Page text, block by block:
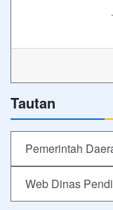
Tautan
Pemerintah
Web Dinas